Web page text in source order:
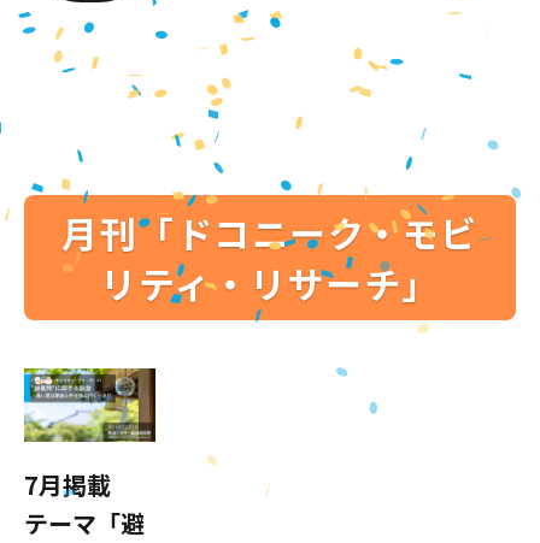
月刊「ドコニーク・モビ
リティ・リサーチ」
7月掲載
テーマ「避